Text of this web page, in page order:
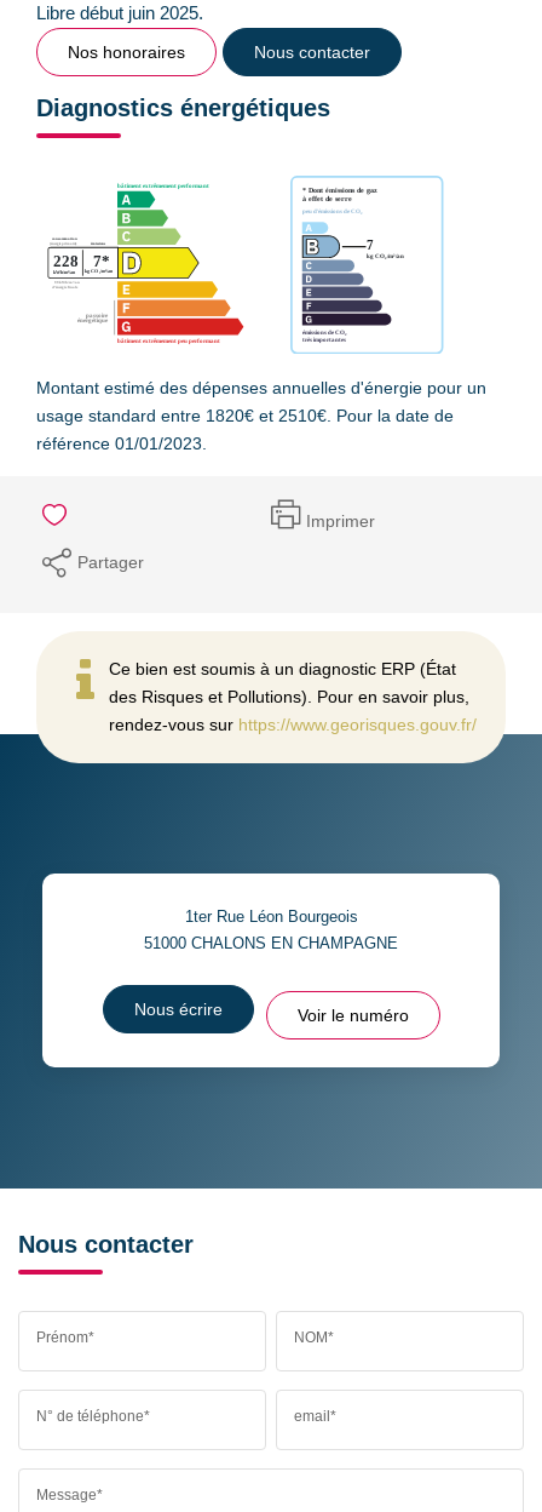
Libre début juin 2025.
Nos honoraires Nous contacter
Diagnostics énergétiques
Montant estimé des dépenses annuelles d'énergie pour un
usage standard entre 1820€ et 2510€. Pour la date de
référence 01/01/2023.
Imprimer
Partager
Ce bien est soumis à un diagnostic ERP (État
des Risques et Pollutions). Pour en savoir plus,
rendez-vous sur https://www.georisques.gouv.fr/
1ter Rue Léon Bourgeois
51000 CHALONS EN CHAMPAGNE
Nous écrire Voir le numéro
Nous contacter
Prénom* NOM*
N° de téléphone* email*
Message*